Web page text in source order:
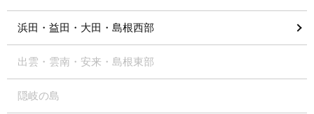
浜田・益田・大田・島根西部
出雲・雲南・安来・島根東部
隠岐の島